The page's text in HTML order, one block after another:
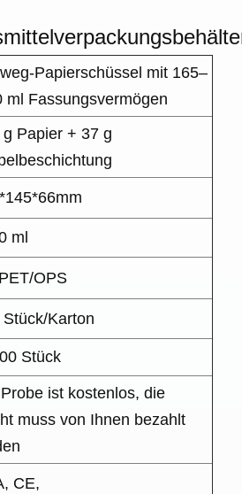
Papierschüssel mit 165–
ml Fassungsvermögen
g Papier + 37 g
ml
OPS
Stück/Karton
Stück
ist kostenlos, die
muss von Ihnen bezahlt
CE,